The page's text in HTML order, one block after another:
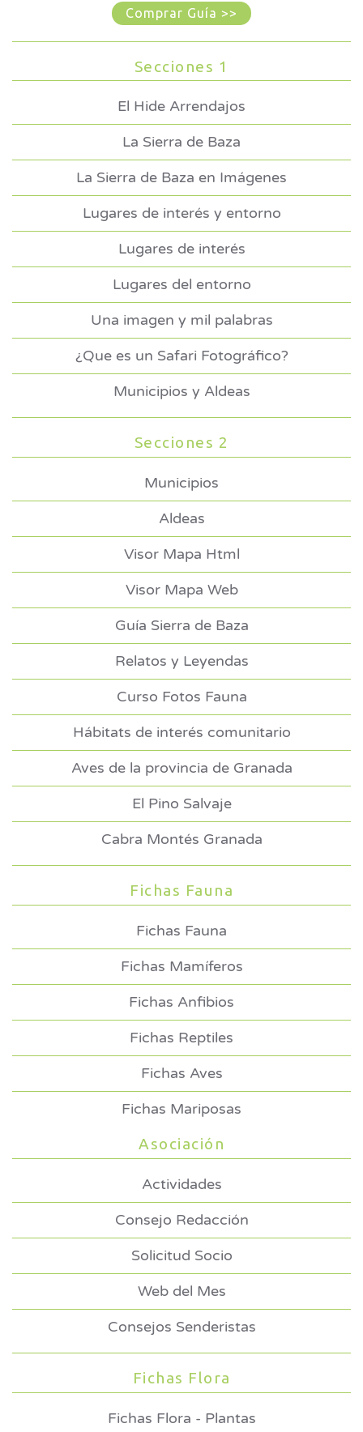
Comprar Guía >>
Secciones 1
El Hide Arrendajos
La Sierra de Baza
La Sierra de Baza en Imágenes
Lugares de interés y entorno
Lugares de interés
Lugares del entorno
Una imagen y mil palabras
¿Que es un Safari Fotográfico?
Municipios y Aldeas
Secciones 2
Municipios
Aldeas
Visor Mapa Html
Visor Mapa Web
Guía Sierra de Baza
Relatos y Leyendas
Curso Fotos Fauna
Hábitats de interés comunitario
Aves de la provincia de Granada
El Pino Salvaje
Cabra Montés Granada
Fichas Fauna
Fichas Fauna
Fichas Mamíferos
Fichas Anfibios
Fichas Reptiles
Fichas Aves
Fichas Mariposas
Asociación
Actividades
Consejo Redacción
Solicitud Socio
Web del Mes
Consejos Senderistas
Fichas Flora
Fichas Flora - Plantas